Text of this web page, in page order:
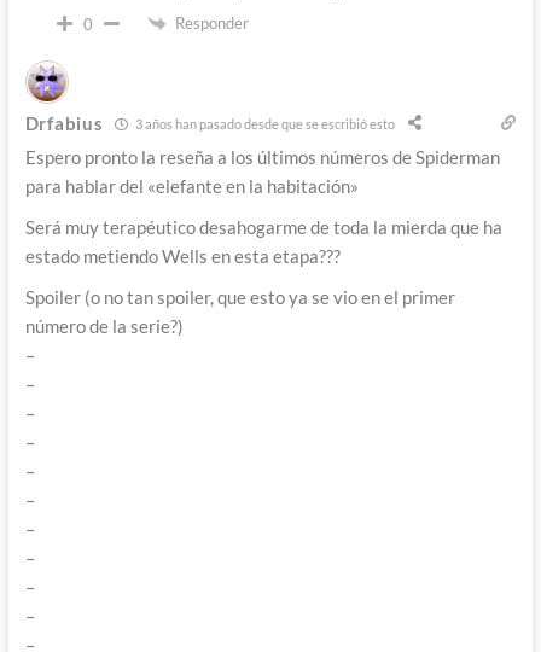
0 Responder
Drfabius 3 años han pasado desde que se escribió esto
Espero pronto la reseña a los últimos números de Spiderman
para hablar del «elefante en la habitación»
Será muy terapéutico desahogarme de toda la mierda que ha
estado metiendo Wells en esta etapa???
Spoiler (o no tan spoiler, que esto ya se vio en el primer
número de la serie?)
–
–
–
–
–
–
–
–
–
–
–